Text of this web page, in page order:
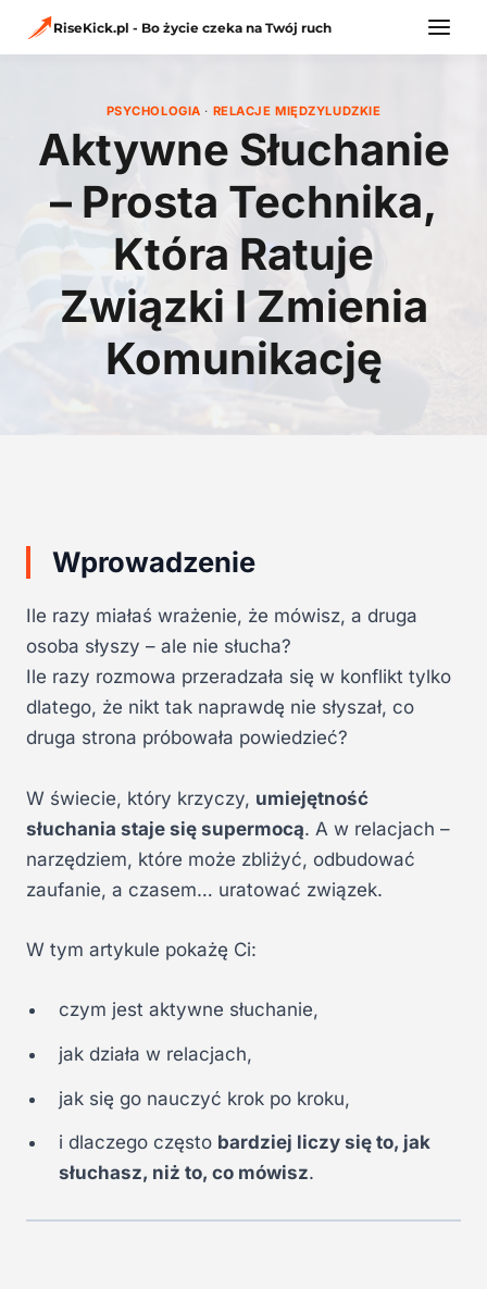
RiseKick.pl - Bo życie czeka na Twój ruch
PSYCHOLOGIA · RELACJE MIĘDZYLUDZKIE
Aktywne Słuchanie
– Prosta Technika,
Która Ratuje
Związki I Zmienia
Komunikację
Wprowadzenie
Ile razy miałaś wrażenie, że mówisz, a druga
osoba słyszy – ale nie słucha?
Ile razy rozmowa przeradzała się w konflikt tylko
dlatego, że nikt tak naprawdę nie słyszał, co
druga strona próbowała powiedzieć?
W świecie, który krzyczy, umiejętność
słuchania staje się supermocą. A w relacjach –
narzędziem, które może zbliżyć, odbudować
zaufanie, a czasem… uratować związek.
W tym artykule pokażę Ci:
czym jest aktywne słuchanie,
jak działa w relacjach,
jak się go nauczyć krok po kroku,
i dlaczego często bardziej liczy się to, jak
słuchasz, niż to, co mówisz.